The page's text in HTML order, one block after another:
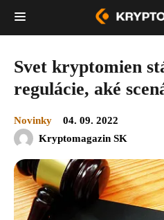
Svet kryptomien
regulácie, aké
Novinky
04. 09. 2022
Kryptomagazin SK